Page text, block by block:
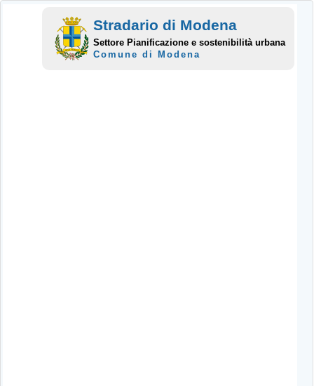
Stradario di Modena
Settore Pianificazione e sostenibilità urbana
Comune di Modena